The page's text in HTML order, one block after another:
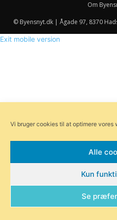
Om
© Byensnyt.dk | Ågade 97, 8370
Vi bruger cookies til at optimere vores
Alle
Kun
Se
Exit mobile version